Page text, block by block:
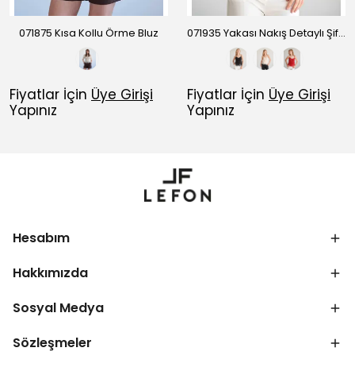
071875 Kısa Kollu Örme Bluz
Fiyatlar İçin Üye Girişi
Yapınız
071935 Yakası Nakış Detaylı Şifon Bluz
Fiyatlar İçin Üye Girişi
Yapınız
Hesabım
Hakkımızda
Sosyal Medya
Sözleşmeler